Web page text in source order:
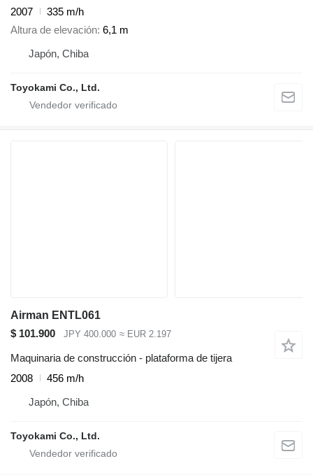
2007
335 m/h
Altura de elevación 6,1 m
Japón, Chiba
Toyokami Co., Ltd.
Airman ENTL061
$ 101.900
JPY 400.000 ≈ EUR 2.197
Maquinaria de construcción - plataforma de tijera
2008
456 m/h
Japón, Chiba
Toyokami Co., Ltd.